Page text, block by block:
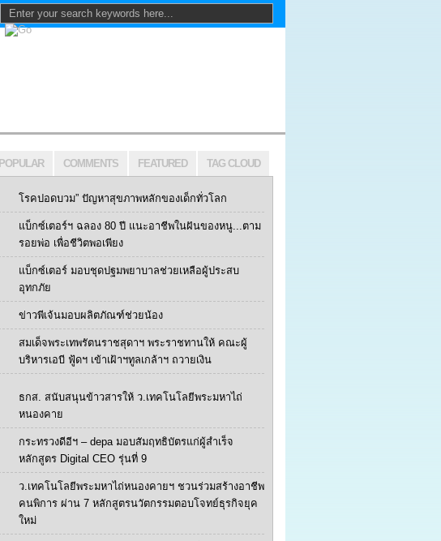
POPULAR COMMENTS FEATURED TAG CLOUD
โรคปอดบวม” ปัญหาสุขภาพหลักของเด็กทั่วโลก
แบ็กซ์เตอร์ฯ ฉลอง 80 ปี แนะอาชีพในฝันของหนู...ตาม
รอยพ่อ เพื่อชีวิตพอเพียง
แบ็กซ์เตอร์ มอบชุดปฐมพยาบาลช่วยเหลือผู้ประสบ
อุทกภัย
ข่าวพีเจ้นมอบผลิตภัณฑ์ช่วยน้อง
สมเด็จพระเทพรัตนราชสุดาฯ พระราชทานให้ คณะผู้
บริหารเอบี ฟู้ดฯ เข้าเฝ้าฯทูลเกล้าฯ ถวายเงิน
ธกส. สนับสนุนข้าวสารให้ ว.เทคโนโลยีพระมหาไถ่
หนองคาย
กระทรวงดีอีฯ – depa มอบสัมฤทธิบัตรแก่ผู้สำเร็จ
หลักสูตร Digital CEO รุ่นที่ 9
ว.เทคโนโลยีพระมหาไถ่หนองคายฯ ชวนร่วมสร้างอาชีพ
คนพิการ ผ่าน 7 หลักสูตรนวัตกรรมตอบโจทย์ธุรกิจยุค
ใหม่